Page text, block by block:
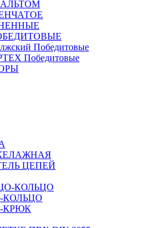
Победитовые
Победитовые
ЦЕПЕЙ
КОЛЬЦО
КОЛЬЦО
КРЮК